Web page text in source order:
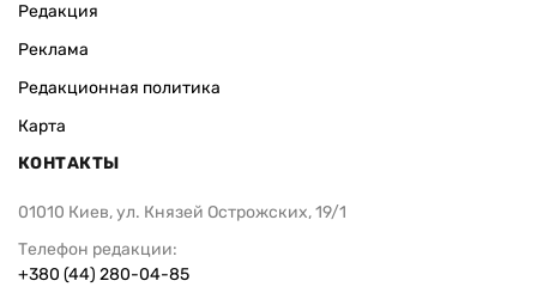
Редакция
Реклама
Редакционная политика
Карта
КОНТАКТЫ
01010 Киев, ул. Князей Острожских, 19/1
Телефон редакции:
+380 (44) 280-04-85